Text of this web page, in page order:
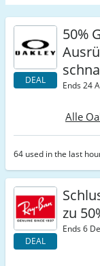
DEAL
50%
Ends 24
Alle
64 used in the last
DEAL
zu
Ends 6